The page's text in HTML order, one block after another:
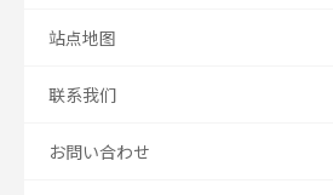
站点地图
联系我们
お問い合わせ